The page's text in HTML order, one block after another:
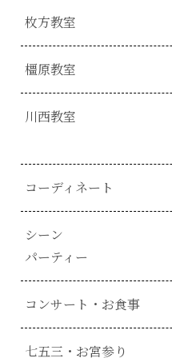
枚方教室
橿原教室
川西教室
コーディネート
シーン
パーティー
コンサート・お食事
七五三・お宮参り